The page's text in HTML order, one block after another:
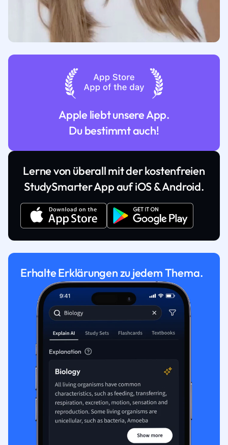
Apple liebt unsere App.
Du bestimmt auch!
Lerne von überall mit der kostenfreien
StudySmarter App auf iOS & Android.
Erhalte Erklärungen zu jedem Thema.